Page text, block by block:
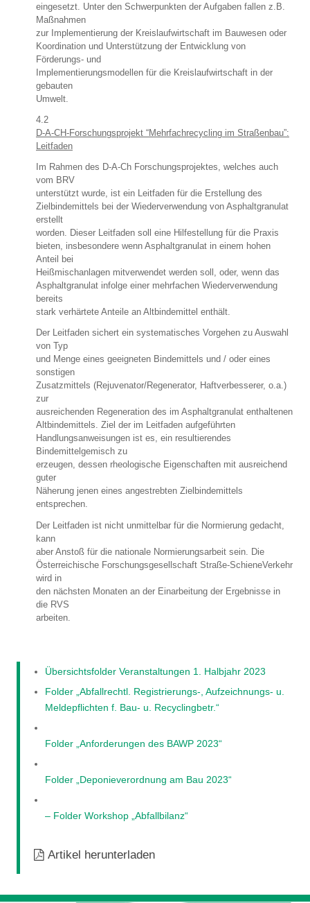
eingesetzt. Unter den Schwerpunkten der Aufgaben fallen z.B.
Maßnahmen
zur Implementierung der Kreislaufwirtschaft im Bauwesen oder
Koordination und Unterstützung der Entwicklung von
Förderungs- und
Implementierungsmodellen für die Kreislaufwirtschaft in der
gebauten
Umwelt.
4.2
D-A-CH-Forschungsprojekt “Mehrfachrecycling im Straßenbau”:
Leitfaden
Im Rahmen des D-A-Ch Forschungsprojektes, welches auch
vom BRV
unterstützt wurde, ist ein Leitfaden für die Erstellung des
Zielbindemittels bei der Wiederverwendung von Asphaltgranulat
erstellt
worden. Dieser Leitfaden soll eine Hilfestellung für die Praxis
bieten, insbesondere wenn Asphaltgranulat in einem hohen
Anteil bei
Heißmischanlagen mitverwendet werden soll, oder, wenn das
Asphaltgranulat infolge einer mehrfachen Wiederverwendung
bereits
stark verhärtete Anteile an Altbindemittel enthält.
Der Leitfaden sichert ein systematisches Vorgehen zu Auswahl
von Typ
und Menge eines geeigneten Bindemittels und / oder eines
sonstigen
Zusatzmittels (Rejuvenator/Regenerator, Haftverbesserer, o.a.)
zur
ausreichenden Regeneration des im Asphaltgranulat enthaltenen
Altbindemittels. Ziel der im Leitfaden aufgeführten
Handlungsanweisungen ist es, ein resultierendes
Bindemittelgemisch zu
erzeugen, dessen rheologische Eigenschaften mit ausreichend
guter
Näherung jenen eines angestrebten Zielbindemittels
entsprechen.
Der Leitfaden ist nicht unmittelbar für die Normierung gedacht,
kann
aber Anstoß für die nationale Normierungsarbeit sein. Die
Österreichische Forschungsgesellschaft Straße-SchieneVerkehr
wird in
den nächsten Monaten an der Einarbeitung der Ergebnisse in
die RVS
arbeiten.
Übersichtsfolder Veranstaltungen 1. Halbjahr 2023
Folder „Abfallrechtl. Registrierungs-, Aufzeichnungs- u.
Meldepflichten f. Bau- u. Recyclingbetr.“
Folder „Anforderungen des BAWP 2023“
Folder „Deponieverordnung am Bau 2023“
– Folder Workshop „Abfallbilanz“
Artikel herunterladen